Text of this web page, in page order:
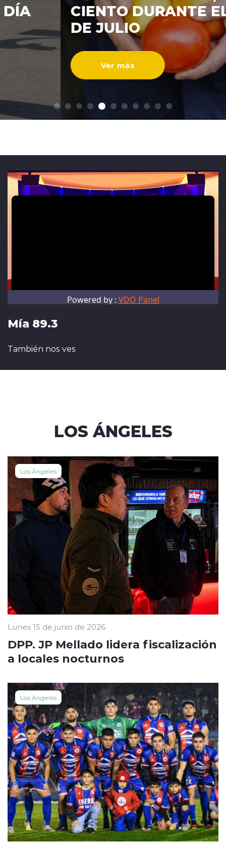
ENTREVISTAS
CIENTO DURANTE EL MES
DE JULIO
Ver más
Mía 89.3
También nos ves
LOS ÁNGELES
Los Ángeles
Lunes 15 de junio de 2026
DPP. JP Mellado lidera fiscalización
a locales nocturnos
Los Ángeles